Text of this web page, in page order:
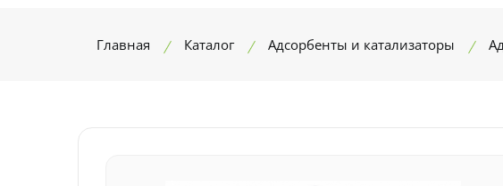
Главная Каталог Адсорбенты и катализаторы